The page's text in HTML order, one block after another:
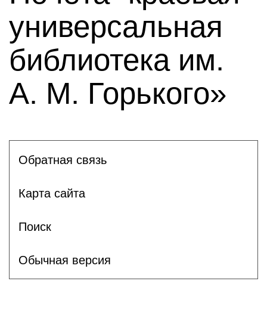
универсальная
библиотека им.
А. М. Горького»
Обратная связь
Карта сайта
Поиск
Обычная версия